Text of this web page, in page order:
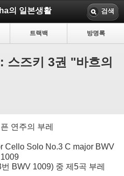
의 일본생활 검색
트랙백 방명록
스즈키 3권 "바흐의
연주의 부레
Cello Solo No.3 C major BWV
1009
BWV 1009) 중 제5곡 부레